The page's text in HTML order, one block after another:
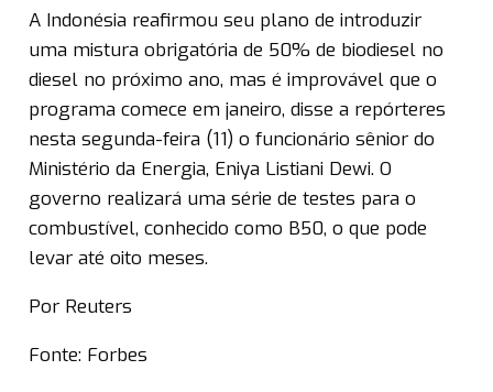
A Indonésia reafirmou seu plano de introduzir
uma mistura obrigatória de 50% de biodiesel no
diesel no próximo ano, mas é improvável que o
programa comece em janeiro, disse a repórteres
nesta segunda-feira (11) o funcionário sênior do
Ministério da Energia, Eniya Listiani Dewi. O
governo realizará uma série de testes para o
combustível, conhecido como B50, o que pode
levar até oito meses.
Por Reuters
Fonte: Forbes